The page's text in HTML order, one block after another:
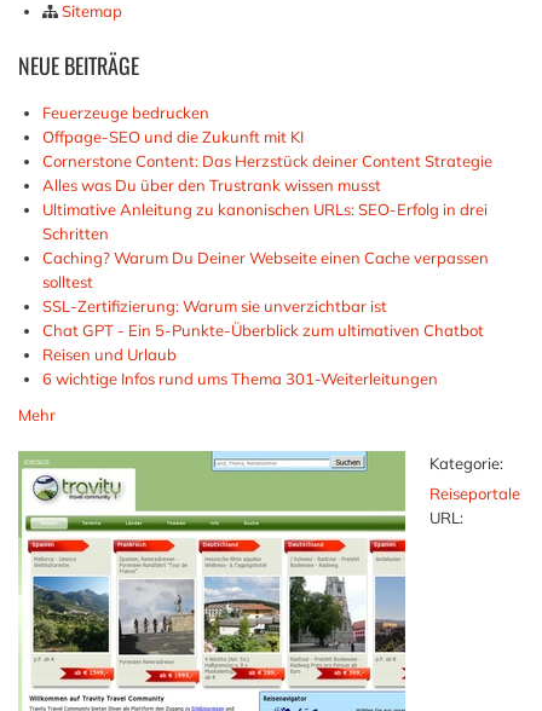
Sitemap
NEUEBEITRÄGE
Feuerzeuge bedrucken
Offpage-SEO und die Zukunft mit KI
Cornerstone Content: Das Herzstück deiner Content Strategie
Alles was Du über den Trustrank wissen musst
Ultimative Anleitung zu kanonischen URLs: SEO-Erfolg in drei
Schritten
Caching? Warum Du Deiner Webseite einen Cache verpassen
solltest
SSL-Zertifizierung: Warum sie unverzichtbar ist
Chat GPT - Ein 5-Punkte-Überblick zum ultimativen Chatbot
Reisen und Urlaub
6 wichtige Infos rund ums Thema 301-Weiterleitungen
Mehr
Kategorie:
Reiseportale
URL: